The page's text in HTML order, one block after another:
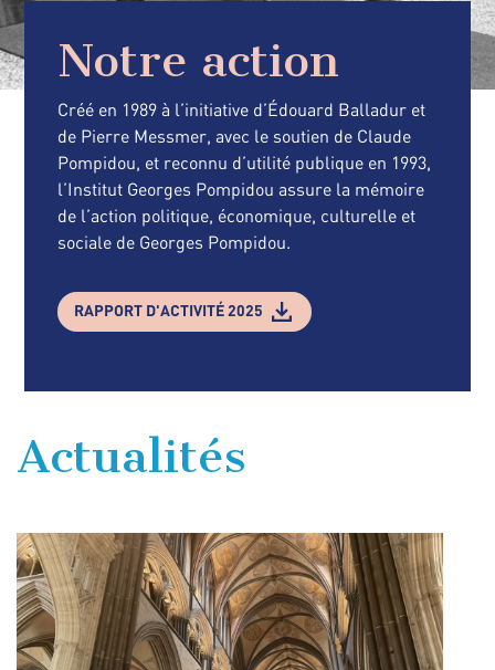
Notre action
Créé en 1989 à l’initiative d’Édouard Balladur et
de Pierre Messmer, avec le soutien de Claude
Pompidou, et reconnu d’utilité publique en 1993,
l’Institut Georges Pompidou assure la mémoire
de l’action politique, économique, culturelle et
sociale de Georges Pompidou.
RAPPORT D'ACTIVITÉ 2025
Actualités